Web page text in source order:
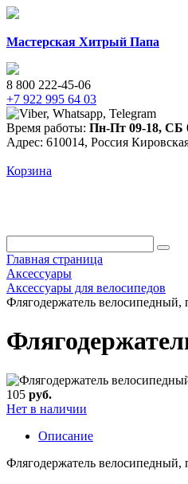
Мастерская Хитрый Папа
8 800 222-45-06
+7 922 995 64 03
Время работы: Пн-Пт 09-18, СБ
Адрес: 610014, Россия
Корзина
Главная страница
Аксессуары
Аксессуары для велосипедов
Флягодержатель велосипедный,
105 руб.
Нет в наличии
Описание
Флягодержатель велосипедный,